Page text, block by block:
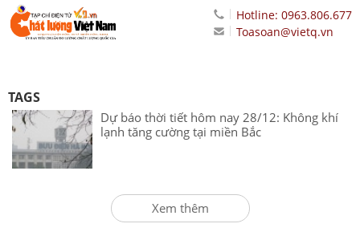
Hotline: 0963.806.677
Toasoan@vietq.vn
TAGS
Dự báo thời tiết hôm nay 28/12: Không khí
lạnh tăng cường tại miền Bắc
Xem thêm